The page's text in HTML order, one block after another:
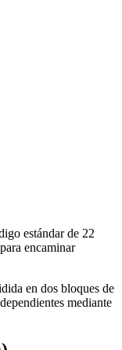
estándar de 22
encaminar
en dos bloques de
mediante